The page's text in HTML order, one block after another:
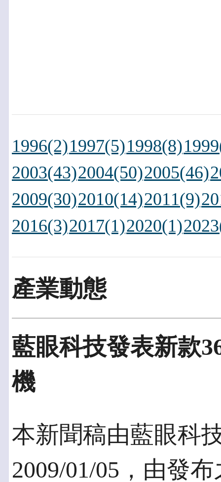
1996(2)1997(5)1998(8)
2003(43)2004(50)2005(46)
2009(30)2010(14)2011(9)
2016(3)2017(1)2020(1)
產業動態
藍眼科技發表新款
機
本新聞稿由藍眼科
2009/01/05，由發